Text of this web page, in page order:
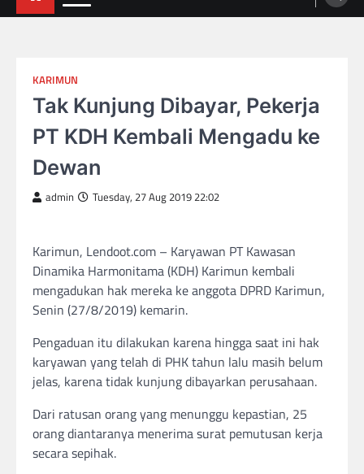
KARIMUN
Tak Kunjung Dibayar, Pekerja
PT KDH Kembali Mengadu ke
Dewan
admin Tuesday, 27 Aug 2019 22:02
Karimun, Lendoot.com – Karyawan PT Kawasan
Dinamika Harmonitama (KDH) Karimun kembali
mengadukan hak mereka ke anggota DPRD Karimun,
Senin (27/8/2019) kemarin.
Pengaduan itu dilakukan karena hingga saat ini hak
karyawan yang telah di PHK tahun lalu masih belum
jelas, karena tidak kunjung dibayarkan perusahaan.
Dari ratusan orang yang menunggu kepastian, 25
orang diantaranya menerima surat pemutusan kerja
secara sepihak.